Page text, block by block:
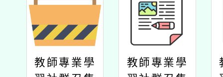
教師專業學
教師專業學